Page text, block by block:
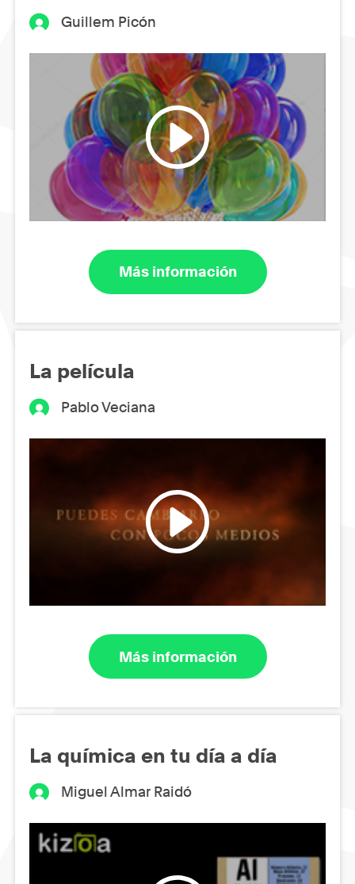
Guillem Picón
Más información
La película
Pablo Veciana
Más información
La química en tu día a día
Miguel Almar Raidó